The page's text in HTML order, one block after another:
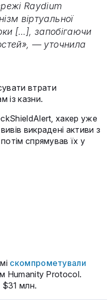
Raydium
віртуальної
[…], запобігаючи
— уточнила
втрати
із казни.
хакер уже
викрадені активи з
спрямував їх у
скомпрометували
Humanity Protocol.
$31 млн.